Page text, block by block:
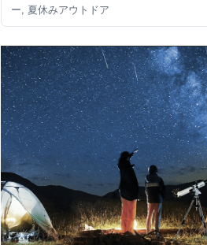
ー, 夏休みアウトドア